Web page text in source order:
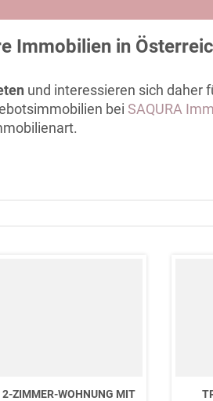
Immobilien in
und interessieren sich daher
bei SAQURA
2-ZIMMER-WOHNUNG MIT